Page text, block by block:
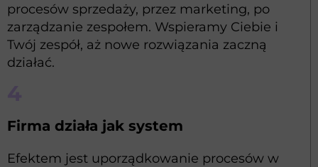
procesów sprzedaży, przez marketing, po
zarządzanie zespołem. Wspieramy Ciebie i
Twój zespół, aż nowe rozwiązania zaczną
działać.
Firma działa jak system
Efektem jest uporządkowanie procesów w